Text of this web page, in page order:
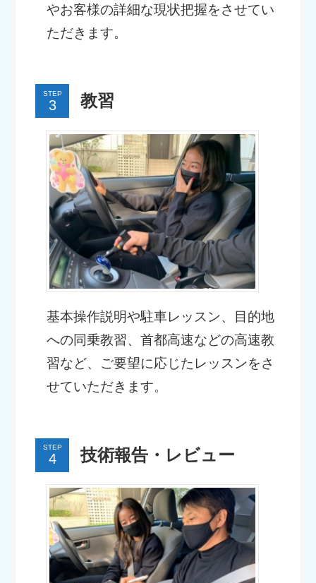
やお客様の詳細な現状把握をさせてい
ただきます。
STEP 教習
基本操作説明や駐車レッスン、目的地
への同乗教習、首都高速などの高速教
習など、ご要望に応じたレッスンをさ
せていただきます。
STEP 技術報告・レビュー